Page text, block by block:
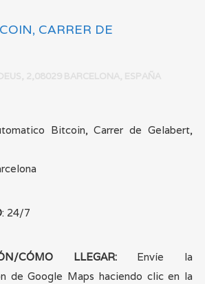
CARRER DE
Bitcoin, Carrer de Gelabert,
: 24/7
CÓMO LLEGAR: Envíe la
de Google Maps haciendo clic en la